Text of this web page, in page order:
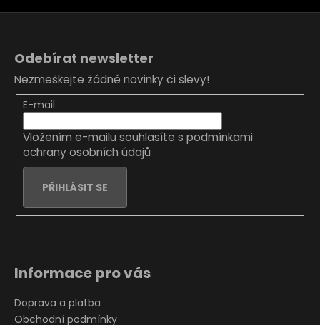
Odebírat newsletter
Nezmeškejte žádné novinky či slevy!
E-mail
Vložením e-mailu souhlasíte s podmínkami
ochrany osobních údajů
PŘIHLÁSIT SE
Informace pro vás
Doprava a platba
Obchodní podmínky